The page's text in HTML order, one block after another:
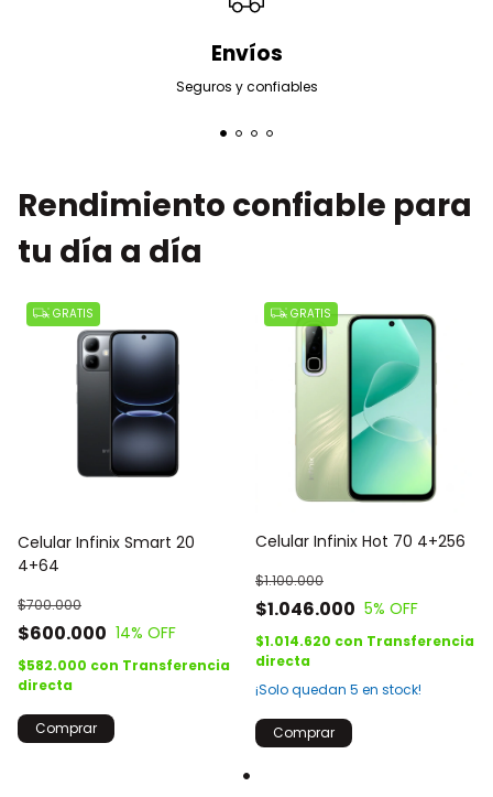
Envíos
Seguros y confiables
Rendimiento confiable para
tu día a día
GRATIS
Celular Infinix Smart 20
4+64
$600.000
$700.000
14% OFF
$582.000 con Transferencia
directa
Comprar
GRATIS
Celular Infinix Hot 70 4+256
$1.046.000
$1.100.000
5% OFF
$1.014.620 con Transferencia
directa
¡Solo quedan 5 en stock!
Comprar